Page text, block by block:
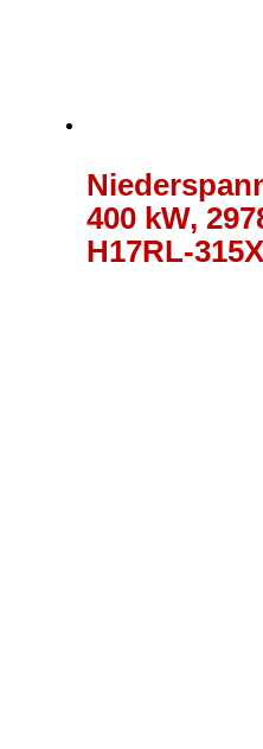
400 kW,
H17RL-